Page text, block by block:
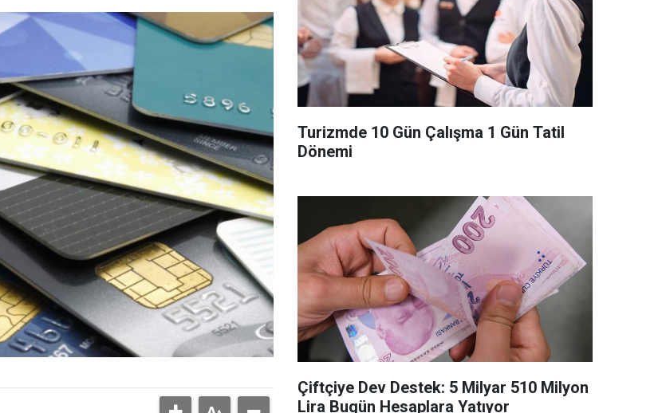
Turizmde 10 Gün Çalışma 1 Gün Tatil
Dönemi
Çiftçiye Dev Destek: 5 Milyar 510 Milyon
Lira Bugün Hesaplara Yatıyor